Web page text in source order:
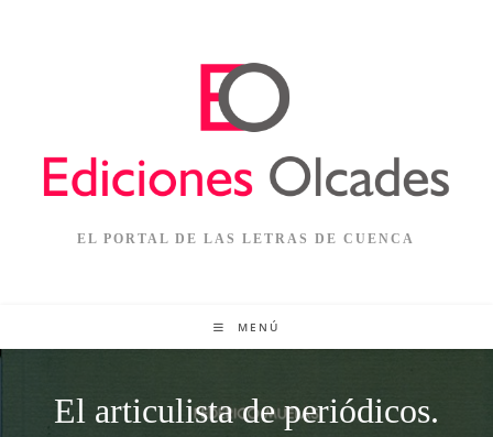
EL PORTAL DE LAS LETRAS DE CUENCA
MENÚ
El articulista de periódicos.